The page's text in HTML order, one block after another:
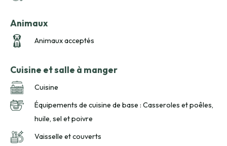
Animaux
Animaux acceptés
Cuisine et salle à manger
Cuisine
Équipements de cuisine de base : Casseroles et poêles,
huile, sel et poivre
Vaisselle et couverts